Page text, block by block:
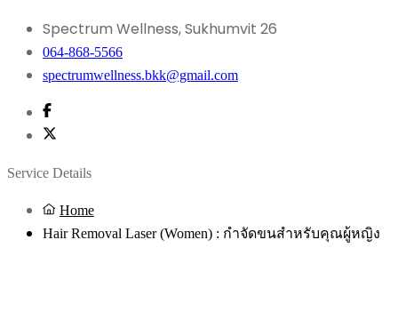
Spectrum Wellness, Sukhumvit 26
064-868-5566
spectrumwellness.bkk@gmail.com
Service Details
Home
Hair Removal Laser (Women) : กำจัดขนสำหรับคุณผู้หญิง